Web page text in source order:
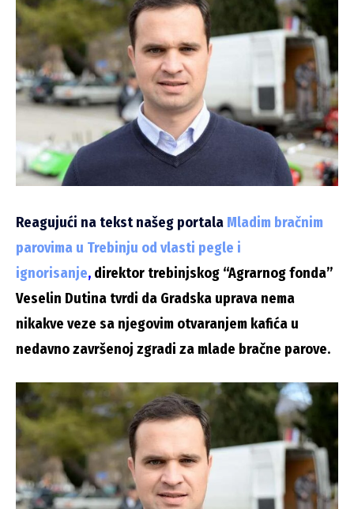
Reagujući na tekst našeg portala Mladim bračnim
parovima u Trebinju od vlasti pegle i
ignorisanje, direktor trebinjskog “Agrarnog fonda”
Veselin Dutina tvrdi da Gradska uprava nema
nikakve veze sa njegovim otvaranjem kafića u
nedavno završenoj zgradi za mlade bračne parove.